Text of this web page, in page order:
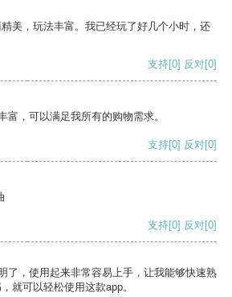
美，玩法丰富。我已经玩了好几个小时，还
支持[0] 反对[0]
富，可以满足我所有的购物需求。
支持[0] 反对[0]
支持[0] 反对[0]
了，使用起来非常容易上手，让我能够快速熟
就可以轻松使用这款app。